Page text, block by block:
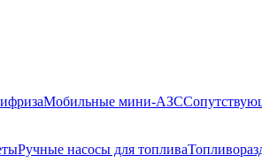
Мобильные мини-АЗС
Ручные насосы для топлива